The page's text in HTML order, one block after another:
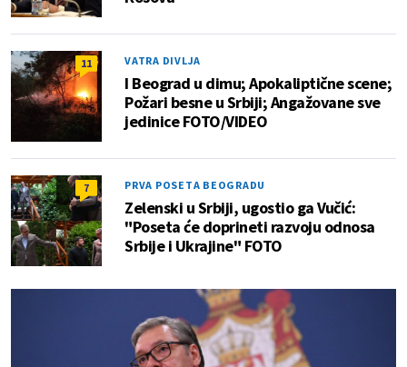
11 VATRA DIVLJA
I Beograd u dimu; Apokaliptične scene;
Požari besne u Srbiji; Angažovane sve
jedinice FOTO/VIDEO
7 PRVA POSETA BEOGRADU
Zelenski u Srbiji, ugostio ga Vučić:
"Poseta će doprineti razvoju odnosa
Srbije i Ukrajine" FOTO